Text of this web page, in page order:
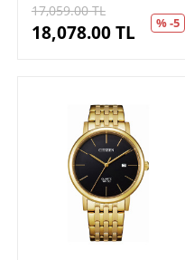
17,059.00TL
18,078.00TL % -5